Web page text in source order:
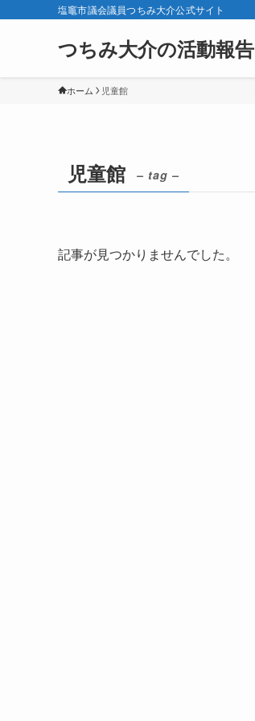
塩竈市議会議員つちみ大介公式サイト
つちみ大介の活動報告
ホーム 児童館
児童館 – tag –
記事が見つかりませんでした。